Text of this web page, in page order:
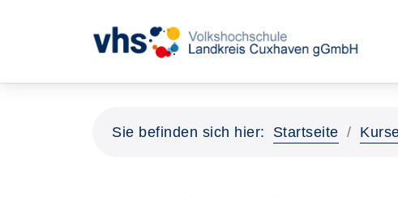
Sie befinden sich hier: Startseite